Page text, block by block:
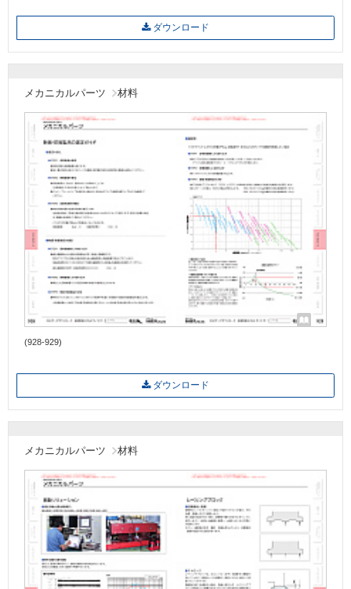
ダウンロード
メカニカルパーツ 材料
(928-929)
ダウンロード
メカニカルパーツ 材料